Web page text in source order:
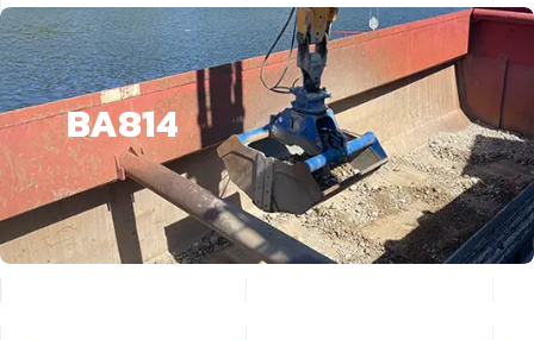
BA814